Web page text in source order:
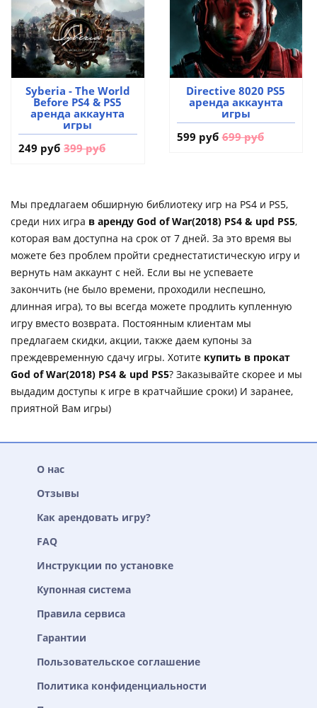
Syberia - The World
Before PS4 & PS5
аренда аккаунта
игры
249 руб 399 руб
Directive 8020 PS5
аренда аккаунта
игры
599 руб 699 руб
Мы предлагаем обширную библиотеку игр на PS4 и PS5,
среди них игра в аренду God of War(2018) PS4 & upd PS5,
которая вам доступна на срок от 7 дней. За это время вы
можете без проблем пройти среднестатистическую игру и
вернуть нам аккаунт с ней. Если вы не успеваете
закончить (не было времени, проходили неспешно,
длинная игра), то вы всегда можете продлить купленную
игру вместо возврата. Постоянным клиентам мы
предлагаем скидки, акции, также даем купоны за
преждевременную сдачу игры. Хотите купить в прокат
God of War(2018) PS4 & upd PS5? Заказывайте скорее и мы
выдадим доступы к игре в кратчайшие сроки) И заранее,
приятной Вам игры)
О нас
Отзывы
Как арендовать игру?
FAQ
Инструкции по установке
Купонная система
Правила сервиса
Гарантии
Пользовательское соглашение
Политика конфиденциальности